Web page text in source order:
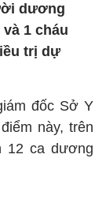
dương
1 cháu
trị dự
đốc Sở Y
này, trên
12 ca dương